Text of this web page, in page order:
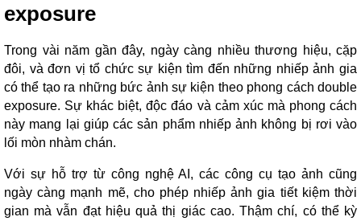
exposure
Trong vài năm gần đây, ngày càng nhiều thương hiệu, cặp
đôi, và đơn vị tổ chức sự kiện tìm đến những nhiếp ảnh gia
có thể tạo ra những bức ảnh sự kiện theo phong cách double
exposure. Sự khác biệt, độc đáo và cảm xúc mà phong cách
này mang lại giúp các sản phẩm nhiếp ảnh không bị rơi vào
lối mòn nhàm chán.
Với sự hỗ trợ từ công nghệ AI, các công cụ tạo ảnh cũng
ngày càng mạnh mẽ, cho phép nhiếp ảnh gia tiết kiệm thời
gian mà vẫn đạt hiệu quả thị giác cao. Thậm chí, có thể kỳ